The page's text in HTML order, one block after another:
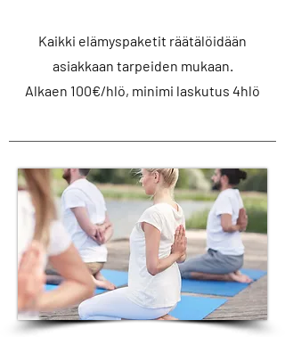
Kaikki elämyspaketit räätälöidään
asiakkaan tarpeiden mukaan.
Alkaen 100€/hlö, minimi laskutus 4hlö